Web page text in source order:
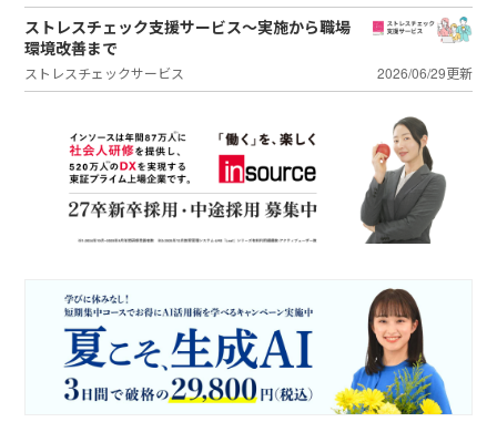
ストレスチェック支援サービス～実施から職場
環境改善まで
ストレスチェックサービス 2026/06/29更新